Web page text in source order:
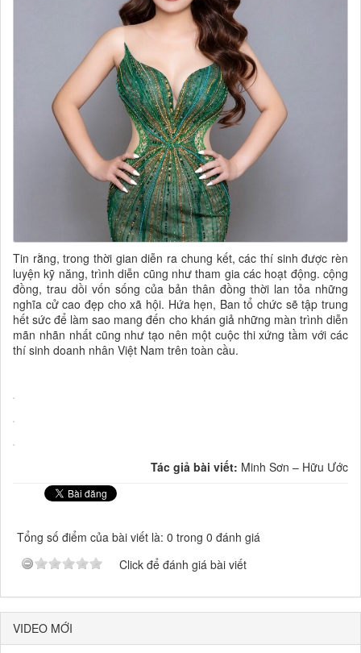
Tin rằng, trong thời gian diễn ra chung kết, các thí sinh được rèn
luyện kỹ năng, trình diễn cũng như tham gia các hoạt động. cộng
đồng, trau dồi vốn sống của bản thân đồng thời lan tỏa những
nghĩa cử cao đẹp cho xã hội. Hứa hẹn, Ban tổ chức sẽ tập trung
hết sức để làm sao mang đến cho khán giả những màn trình diễn
mãn nhãn nhất cũng như tạo nên một cuộc thi xứng tầm với các
thí sinh doanh nhân Việt Nam trên toàn cầu.
Tác giả bài viết: Minh Sơn – Hữu Ước
Tổng số điểm của bài viết là: 0 trong 0 đánh giá
Click để đánh giá bài viết
VIDEO MỚI